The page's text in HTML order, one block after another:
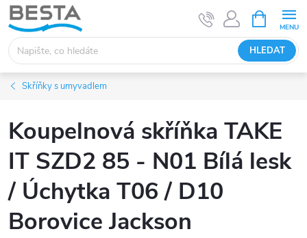
Přejít
na
obsah
HLEDAT
NÁKUPNÍ
KOŠÍK
Skříňky s umyvadlem
Koupelnová skříňka TAKE
IT SZD2 85 - N01 Bílá lesk
/ Úchytka T06 / D10
Borovice Jackson